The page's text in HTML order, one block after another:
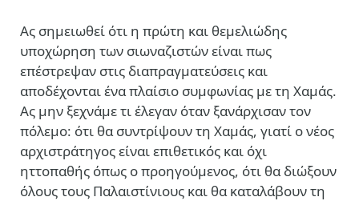
Ας σημειωθεί ότι η πρώτη και θεμελιώδης
υποχώρηση των σιωναζιστών είναι πως
επέστρεψαν στις διαπραγματεύσεις και
αποδέχονται ένα πλαίσιο συμφωνίας με τη Χαμάς.
Ας μην ξεχνάμε τι έλεγαν όταν ξανάρχισαν τον
πόλεμο: ότι θα συντρίψουν τη Χαμάς, γιατί ο νέος
αρχιστράτηγος είναι επιθετικός και όχι
ηττοπαθής όπως ο προηγούμενος, ότι θα διώξουν
όλους τους Παλαιστίνιους και θα καταλάβουν τη